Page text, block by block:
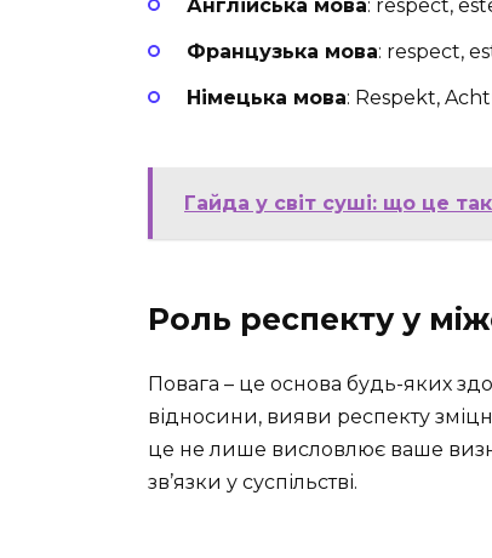
Англійська мова: respect,
Французька мова: respect,
Німецька мова: Respekt,
Гайда у світ суші: що це
Роль респекту у
Повага – це основа будь-яких
відносини, вияви респекту
це не лише висловлює ваше
зв’язки у суспільстві.